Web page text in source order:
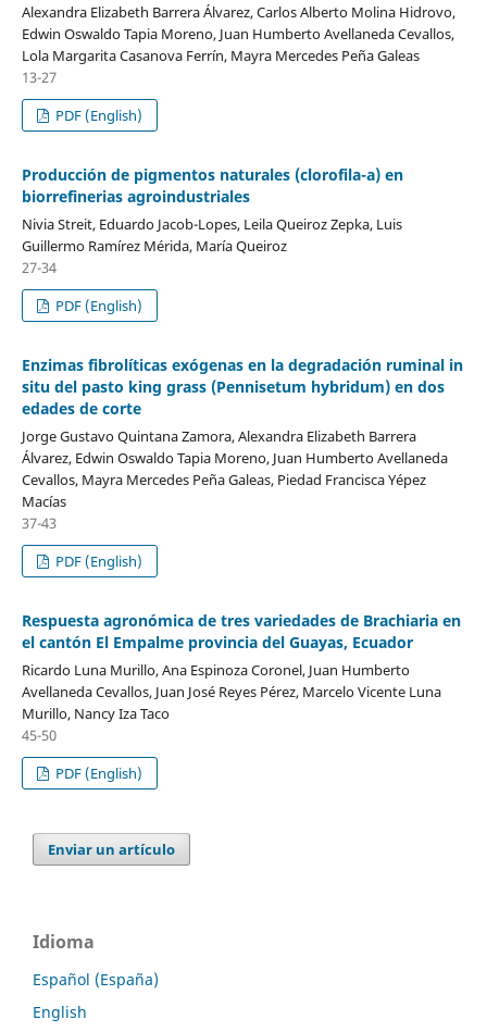
Alexandra Elizabeth Barrera Álvarez, Carlos Alberto Molina Hidrovo,
Edwin Oswaldo Tapia Moreno, Juan Humberto Avellaneda Cevallos,
Lola Margarita Casanova Ferrín, Mayra Mercedes Peña Galeas
13-27
PDF (English)
Producción de pigmentos naturales (clorofila-a) en
biorrefinerias agroindustriales
Nivia Streit, Eduardo Jacob-Lopes, Leila Queiroz Zepka, Luis
Guillermo Ramírez Mérida, María Queiroz
27-34
PDF (English)
Enzimas fibrolíticas exógenas en la degradación ruminal in
situ del pasto king grass (Pennisetum hybridum) en dos
edades de corte
Jorge Gustavo Quintana Zamora, Alexandra Elizabeth Barrera
Álvarez, Edwin Oswaldo Tapia Moreno, Juan Humberto Avellaneda
Cevallos, Mayra Mercedes Peña Galeas, Piedad Francisca Yépez
Macías
37-43
PDF (English)
Respuesta agronómica de tres variedades de Brachiaria en
el cantón El Empalme provincia del Guayas, Ecuador
Ricardo Luna Murillo, Ana Espinoza Coronel, Juan Humberto
Avellaneda Cevallos, Juan José Reyes Pérez, Marcelo Vicente Luna
Murillo, Nancy Iza Taco
45-50
PDF (English)
Enviar un artículo
Idioma
Español (España)
English